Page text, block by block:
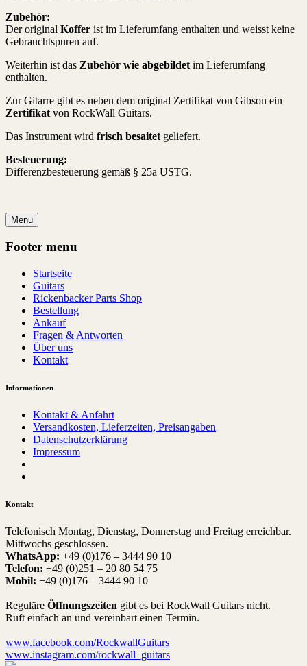
Zubehör:
Der original Koffer ist im Lieferumfang enthalten und weisst keine
Gebrauchtspuren auf.
Weiterhin ist das Zubehör wie abgebildet im Lieferumfang
enthalten.
Zur Gitarre gibt es neben dem original Zertifikat von Gibson ein
Zertifikat von RockWall Guitars.
Das Instrument wird frisch besaitet geliefert.
Besteuerung:
Differenzbesteuerung gemäß § 25a USTG.
Menu
Footer menu
Startseite
Guitars
Rickenbacker Parts Shop
Bestellung
Ankauf
Fragen & Antworten
Über uns
Kontakt
Informationen
Kontakt & Anfahrt
Versandkosten, Lieferzeiten, Preisangaben
Datenschutzerklärung
Impressum
Kontakt
Telefonisch Montag, Dienstag, Donnerstag und Freitag erreichbar.
Mittwochs geschlossen.
WhatsApp: +49 (0)176 – 3444 90 10
Telefon: +49 (0)251 – 20 80 54 75
Mobil: +49 (0)176 – 3444 90 10
Reguläre Öffnungszeiten gibt es bei RockWall Guitars nicht.
Ruft einfach an und vereinbart einen Termin.
www.facebook.com/RockwallGuitars
www.instagram.com/rockwall_guitars